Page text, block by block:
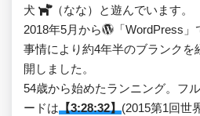
犬
（なな）と遊んでいます。
2018年5月から
「WordPress
事情により約4年半のブランクを
開しました。
54歳から始めたランニング。フ
ードは【3:28:32】(2015第1回世